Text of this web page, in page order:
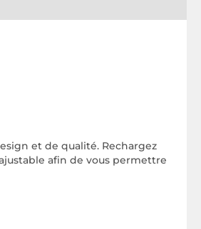
et de qualité. Rechargez
afin de vous permettre